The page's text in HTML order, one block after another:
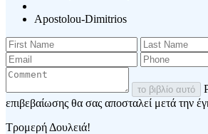
Apostolou-Dimitrios
το βιβλίο αυτό
επιβεβαίωσης θα σας αποσταλεί μετά την
Τρομερή Δουλειά!